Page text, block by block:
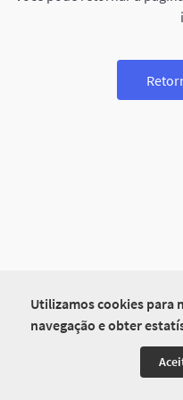
Utilizamos cookies para
navegação e obter